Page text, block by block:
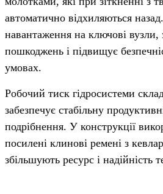
автоматично відхиляються
навантаження на ключові вузли,
пошкоджень і підвищує
умовах.
Робочий тиск гідросистеми
забезпечує стабільну
подрібнення. У конструкції
посилені клинові ремені з
збільшують ресурс і надійність